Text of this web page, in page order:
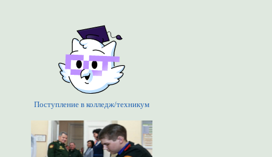
Поступление в колледж/техникум